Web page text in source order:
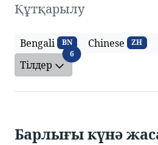
Құтқарылу
Bengali BN Chinese ZH
Тілдер
6Тілдер
Барлығы күнә